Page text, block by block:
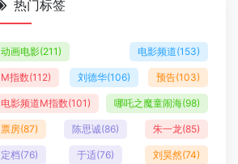
热门标签
动画电影(211) 电影频道(153)
M指数(112) 刘德华(106) 预告(103)
电影频道M指数(101) 哪吒之魔童闹海(98)
票房(87) 陈思诚(86) 朱一龙(85)
定档(76) 于适(76) 刘昊然(74)